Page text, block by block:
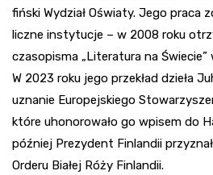
fiński Wydział Oświaty. Jego praca
liczne instytucje – w 2008 roku
czasopisma „Literatura na Świecie”
W 2023 roku jego przekład dzieła
uznanie Europejskiego
które uhonorowało go wpisem do
później Prezydent Finlandii
Orderu Białej Róży Finlandii.